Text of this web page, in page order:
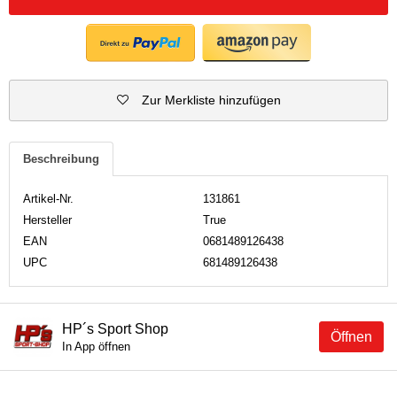
Zur Merkliste hinzufügen
Beschreibung
Artikel-Nr.
131861
Hersteller
True
EAN
0681489126438
UPC
681489126438
Öffnen
HP´s Sport Shop
In App öffnen